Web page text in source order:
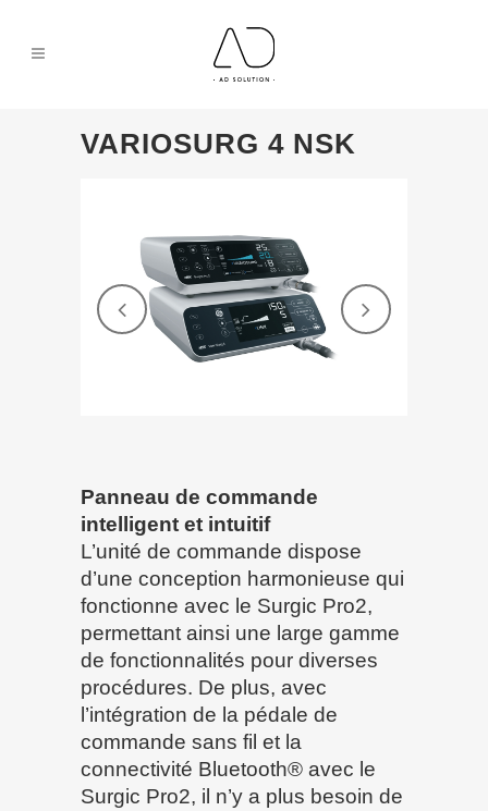
VARIOSURG 4 NSK
Panneau de commande
intelligent et intuitif
L’unité de commande dispose
d’une conception harmonieuse qui
fonctionne avec le Surgic Pro2,
permettant ainsi une large gamme
de fonctionnalités pour diverses
procédures. De plus, avec
l’intégration de la pédale de
commande sans fil et la
connectivité Bluetooth® avec le
Surgic Pro2, il n’y a plus besoin de